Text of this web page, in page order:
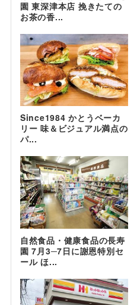
園 東深津本店 挽きたての
お茶の香...
Since1984 かとうベーカ
リー 味＆ビジュアル満点の
パ...
自然食品・健康食品の長寿
園 7月3─7日に謝恩特別セ
ール ほ...